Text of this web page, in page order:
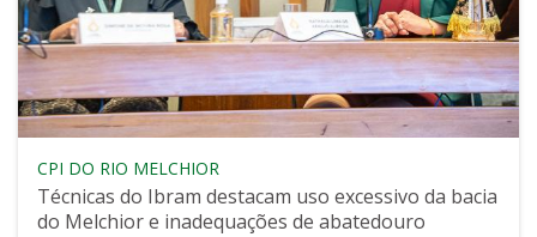
CPI DO RIO MELCHIOR
Técnicas do Ibram destacam uso excessivo da bacia
do Melchior e inadequações de abatedouro